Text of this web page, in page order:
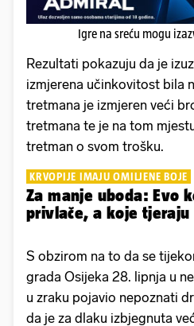
Igre na sreću mogu
Rezultati pokazuju da je
izmjerena učinkovitost bila
tretmana je izmjeren veći
tretmana te je na tom
tretman o svom trošku.
KRVOPIJE IMAJU OMILJENE BOJE
Za manje uboda: Evo
privlače, a koje tjeraju
S obzirom na to da se
grada Osijeka 28. lipnja u
u zraku pojavio nepoznati
da je za dlaku izbjegnuta